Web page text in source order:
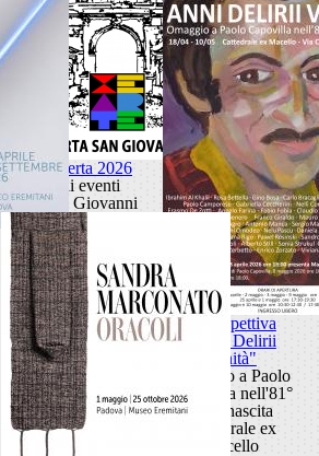
Porta Aperta 2026
Ciclo di eventi
Porta San Giovanni
Retrospettiva
"Anni Delirii
Vanità"
Omaggio a Paolo
Capovilla nell'81°
della nascita
Cattedrale ex
Macello